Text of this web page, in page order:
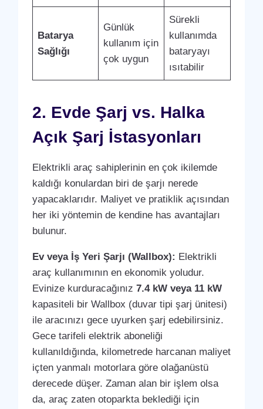
Batarya
Sağlığı
Günlük
kullanım için
çok uygun
Sürekli
kullanımda
bataryayı
ısıtabilir
2. Evde Şarj vs. Halka
Açık Şarj İstasyonları
Elektrikli araç sahiplerinin en çok ikilemde
kaldığı konulardan biri de şarjı nerede
yapacaklarıdır. Maliyet ve pratiklik açısından
her iki yöntemin de kendine has avantajları
bulunur.
Ev veya İş Yeri Şarjı (Wallbox): Elektrikli
araç kullanımının en ekonomik yoludur.
Evinize kurduracağınız 7.4 kW veya 11 kW
kapasiteli bir Wallbox (duvar tipi şarj ünitesi)
ile aracınızı gece uyurken şarj edebilirsiniz.
Gece tarifeli elektrik aboneliği
kullanıldığında, kilometrede harcanan maliyet
içten yanmalı motorlara göre olağanüstü
derecede düşer. Zaman alan bir işlem olsa
da, araç zaten otoparkta beklediği için